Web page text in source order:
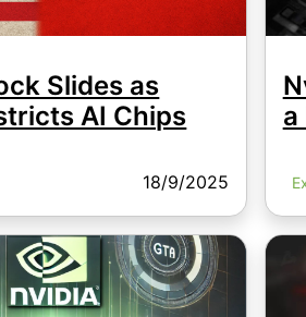
Slides as
AI Chips
18/9/2025
a